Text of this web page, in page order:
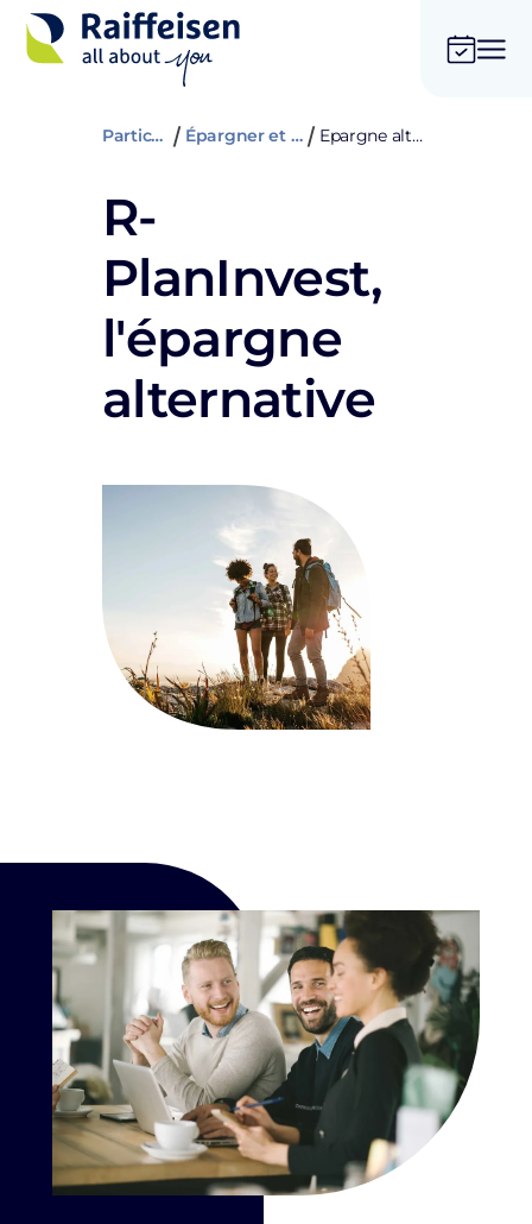
Particuliers Épargner et assurer Epargne alternative
R-
PlanInvest,
l'épargne
alternative